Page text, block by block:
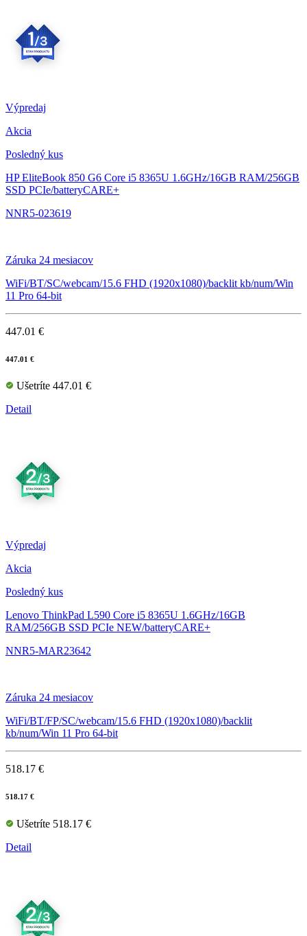
Výpredaj
Akcia
Posledný kus
HP EliteBook 850 G6 Core i5 8365U 1.6GHz/16GB RAM/256GB
SSD PCIe/batteryCARE+
NNR5-023619
Záruka 24 mesiacov
WiFi/BT/SC/webcam/15.6 FHD (1920x1080)/backlit kb/num/Win
11 Pro 64-bit
447.01 €
447.01 €
Ušetríte 447.01 €
Detail
Výpredaj
Akcia
Posledný kus
Lenovo ThinkPad L590 Core i5 8365U 1.6GHz/16GB
RAM/256GB SSD PCIe NEW/batteryCARE+
NNR5-MAR23642
Záruka 24 mesiacov
WiFi/BT/FP/SC/webcam/15.6 FHD (1920x1080)/backlit
kb/num/Win 11 Pro 64-bit
518.17 €
518.17 €
Ušetríte 518.17 €
Detail